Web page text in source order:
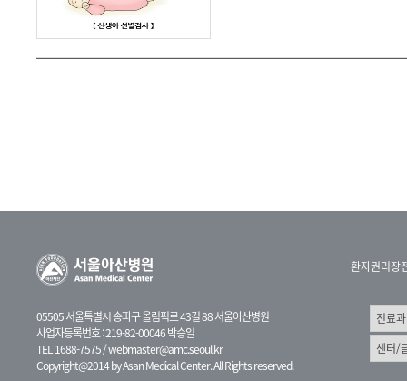
05505 서울특별시 송파구 올림픽로 43길 88 서울아산병원
사업자등록번호 : 219-82-00046 박승일
TEL 1688-7575 /webmaster@amc.seoul.kr
Copyright@2014 by Asan Medical Center. All Rights reserved.
환자권리장